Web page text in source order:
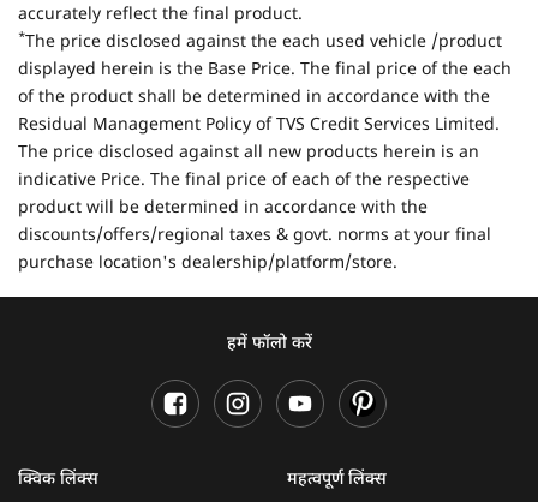
accurately reflect the final product.
*The price disclosed against the each used vehicle /product
displayed herein is the Base Price. The final price of the each
of the product shall be determined in accordance with the
Residual Management Policy of TVS Credit Services Limited.
The price disclosed against all new products herein is an
indicative Price. The final price of each of the respective
product will be determined in accordance with the
discounts/offers/regional taxes & govt. norms at your final
purchase location's dealership/platform/store.
हमें फॉलो करें
क्विक लिंक्स
महत्वपूर्ण लिंक्स